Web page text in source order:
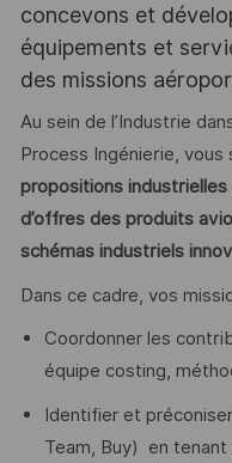
concevons et
équipements et
des missions
Au sein de l’Industrie
Process Ingénierie, vous
propositions
d’offres des produits
schémas industriels
Dans ce cadre, vos
Coordonner les
équipe costing,
Identifier et
Team, Buy) en